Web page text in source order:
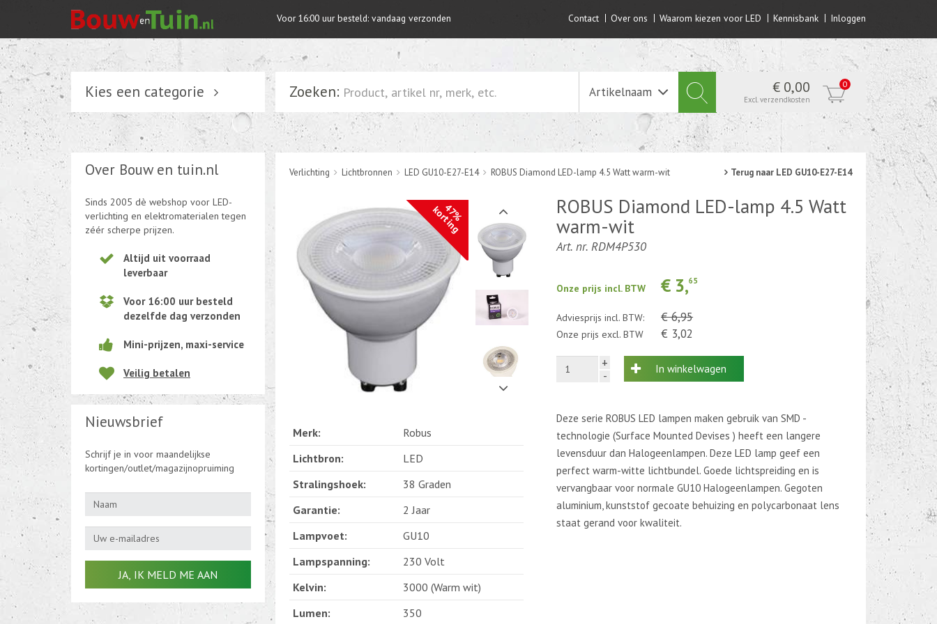
Voor 16:00 uur besteld: vandaag verzonden Contact Over ons Waarom kiezen voor LED Kennisbank Inloggen
Kies een categorie
Verlichting
Schakelmateriaal
Tuin elektriciteit
Kabel en draad
CEE-stekker-contra 380-230V
Beweging-Tijd-Rook Sensors
Outletdeals
Bulkverpakking
Zoeken: Artikelnaam € 0,00
Excl. verzendkosten
0
Verlichting Lichtbronnen LED GU10-E27-E14 ROBUS Diamond LED-lamp 4.5 Watt warm-wit Terug naar LED GU10-E27-E14
47%
korting
Merk:
Robus
Lichtbron:
LED
Stralingshoek:
38 Graden
Garantie:
2 Jaar
Lampvoet:
GU10
Lampspanning:
230 Volt
Kelvin:
3000 (Warm wit)
Lumen:
350
ROBUS Diamond LED-lamp 4.5 Watt
warm-wit
Art. nr. RDM4P530
Onze prijs incl. BTW € 3,65
Adviesprijs incl. BTW: € 6,95
Onze prijs excl. BTW
€ 3,02
+
-
In winkelwagen
Deze serie ROBUS LED lampen maken gebruik van SMD -
technologie (Surface Mounted Devises ) heeft een langere
levensduur dan Halogeenlampen. Deze LED lamp geef een
perfect warm-witte lichtbundel. Goede lichtspreiding en is
vervangbaar voor normale GU10 Halogeenlampen. Gegoten
aluminium, kunststof gecoate behuizing en polycarbonaat lens
staat gerand voor kwaliteit.
Over Bouw en tuin.nl
Sinds 2005 dè webshop voor LED-
verlichting en elektromaterialen tegen
zéér scherpe prijzen.
Altijd uit voorraad
leverbaar
Voor 16:00 uur besteld
dezelfde dag verzonden
Mini-prijzen, maxi-service
Veilig betalen
Nieuwsbrief
Schrijf je in voor maandelijkse
kortingen/outlet/magazijnopruiming